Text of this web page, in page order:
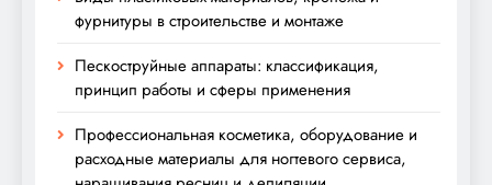
фурнитуры в строительстве и монтаже
Пескоструйные аппараты: классификация,
принцип работы и сферы применения
Профессиональная косметика, оборудование и
расходные материалы для ногтевого сервиса,